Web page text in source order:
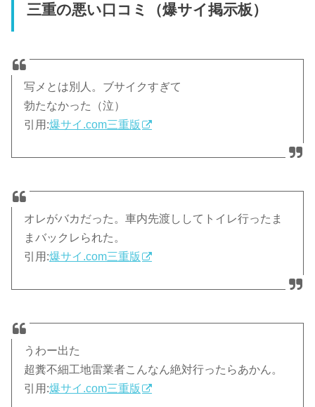
三重の悪い口コミ（爆サイ掲示板）
写メとは別人。ブサイクすぎて
勃たなかった（泣）
引用:爆サイ.com三重版
オレがバカだった。車内先渡ししてトイレ行ったま
まバックレられた。
引用:爆サイ.com三重版
うわー出た
超糞不細工地雷業者こんなん絶対行ったらあかん。
引用:爆サイ.com三重版